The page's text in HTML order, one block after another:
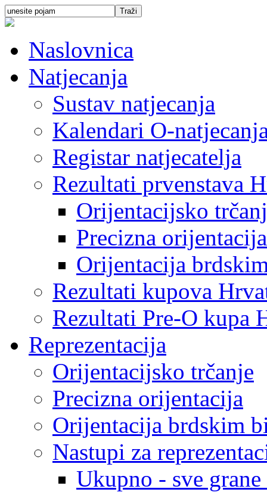
Naslovnica
Natjecanja
Sustav natjecanja
Kalendari O-
Registar natjecatelja
Rezultati prvenstava
Orijentacijsko
Precizna orijentacija
Orijentacija
Rezultati kupova
Rezultati Pre-O kupa
Reprezentacija
Orijentacijsko trčanje
Precizna orijentacija
Orijentacija brdskim
Nastupi za
Ukupno - sve